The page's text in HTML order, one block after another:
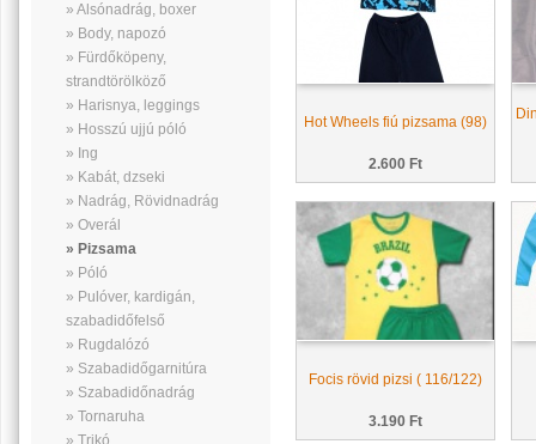
» Alsónadrág, boxer
» Body, napozó
» Fürdőköpeny,
strandtörölköző
» Harisnya, leggings
» Hosszú ujjú póló
» Ing
» Kabát, dzseki
» Nadrág, Rövidnadrág
» Overál
» Pizsama
» Póló
» Pulóver, kardigán,
szabadidőfelső
» Rugdalózó
» Szabadidőgarnitúra
» Szabadidőnadrág
» Tornaruha
» Trikó
Hot Wheels fiú pizsama (98)
2.600 Ft
Focis rövid pizsi ( 116/122)
3.190 Ft